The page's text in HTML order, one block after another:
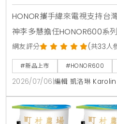
HONOR攜手緯來電視支持台
神李多慧擔任HONOR600系
界首發AI圖轉影片功能，即日
活動，至台北三創或遠傳門
機，參與網站投票週週抽
機創作還能角逐10萬圓夢金。
網友評分 (共33人
#新品上市 #HONOR600
2026/07/06 編輯 凱洛琳 Karolin